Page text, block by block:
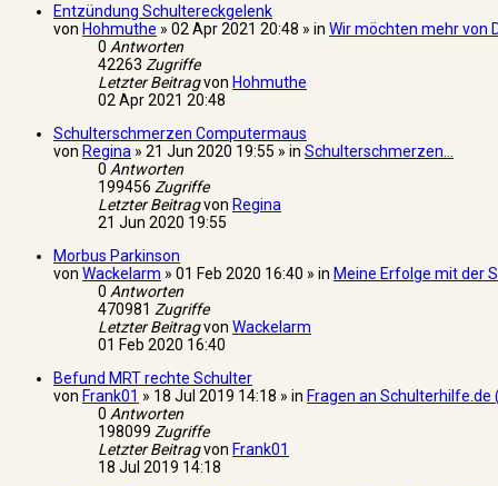
Entzündung Schultereckgelenk
von Hohmuthe » 02 Apr 2021 20:48 » in Wir möchten mehr von
0 Antworten
42263 Zugriffe
Letzter Beitragvon Hohmuthe
02 Apr 2021 20:48
Schulterschmerzen Computermaus
von Regina » 21 Jun 2020 19:55 » in Schulterschmerzen...
0 Antworten
199456 Zugriffe
Letzter Beitragvon Regina
21 Jun 2020 19:55
Morbus Parkinson
von Wackelarm » 01 Feb 2020 16:40 » in Meine Erfolge mit der
0 Antworten
470981 Zugriffe
Letzter Beitragvon Wackelarm
01 Feb 2020 16:40
Befund MRT rechte Schulter
von Frank01 » 18 Jul 2019 14:18 » in Fragen an Schulterhilfe.de
0 Antworten
198099 Zugriffe
Letzter Beitragvon Frank01
18 Jul 2019 14:18